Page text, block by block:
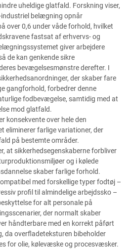
uheldige glatfald. Forskning viser,
belægning opnår
over 0,6 under våde forhold, hvilket
fastsat af erhvervs- og
giver arbejdere
de kan genkende sikre
bevægelsesmønstre derefter. I
der skaber fare
gangforhold, forbedrer denne
fodbevægelse, samtidig med at
mod glatfald.
konsekvente over hele den
eliminerer farlige variationer, der
på bestemte områder.
at sikkerhedsegenskaberne forbliver
og i kølede
skaber farlige forhold.
med forskellige typer fodtøj –
profil til almindelige arbejdssko –
for alt personale på
der normalt skaber
håndterbare med en korrekt påført
da overfladeteksturen bibeholder
for olie, kølevæske og procesvæsker.